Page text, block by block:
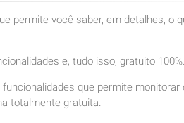
permite você saber, em detalhes, o
e, tudo isso, gratuito 100%.
que permite monitorar
totalmente gratuita.